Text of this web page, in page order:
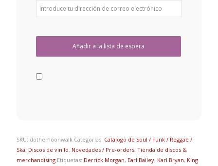
SKU: dothemoonwalk Categorías: Catálogo de Soul / Funk / Reggae /
Ska, Discos de vinilo, Novedades / Pre-orders, Tienda de discos &
merchandising Etiquetas: Derrick Morgan, Earl Bailey, Karl Bryan, King